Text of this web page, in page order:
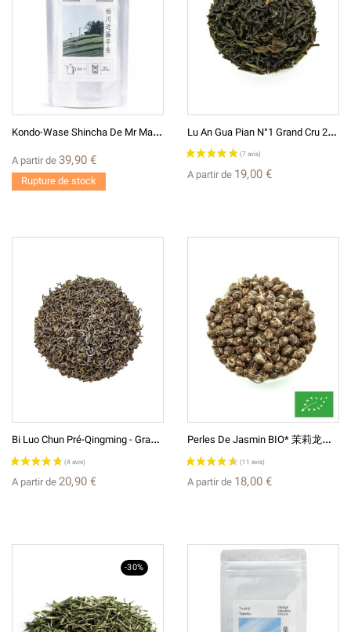
(12 avis)
K
Ondo-Wase Shincha De Mr Matsukawa Thé Vert Japonais 煎茶蒼風 新茶こしゅんつきじ
A partir de 39,90 €
Rupture de stock
L
U An Gua Pian N°1 Grand Cru 2026 - Thé Vert De Chine D'exception 六安瓜片
A partir de 19,00 €
B
I Luo Chun Pré-Qingming - Grand Cru 2026 - Thé Vert De Chine
A partir de 20,90 €
P
Erles De Jasmin BIO* 茉莉龙珠 Thé Vert De Chine Au Jasmin
A partir de 18,00 €
-30%